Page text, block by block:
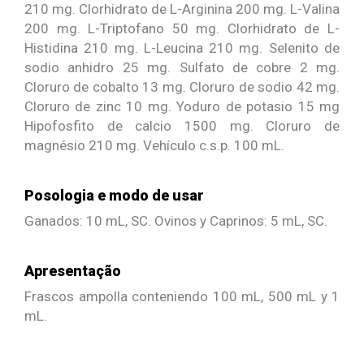
210 mg. Clorhidrato de L-Arginina 200 mg. L-Valina
200 mg. L-Triptofano 50 mg. Clorhidrato de L-
Histidina 210 mg. L-Leucina 210 mg. Selenito de
sodio anhidro 25 mg. Sulfato de cobre 2 mg.
Cloruro de cobalto 13 mg. Cloruro de sodio 42 mg.
Cloruro de zinc 10 mg. Yoduro de potasio 15 mg
Hipofosfito de calcio 1500 mg. Cloruro de
magnésio 210 mg. Vehículo c.s.p. 100 mL.
Posologia e modo de usar
Ganados: 10 mL, SC. Ovinos y Caprinos: 5 mL, SC.
Apresentação
Frascos ampolla conteniendo 100 mL, 500 mL y 1
mL.